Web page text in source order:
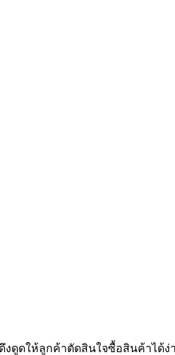
ดึงดูดให้ลูกค้าตัดสินใจซื้อสินค้า